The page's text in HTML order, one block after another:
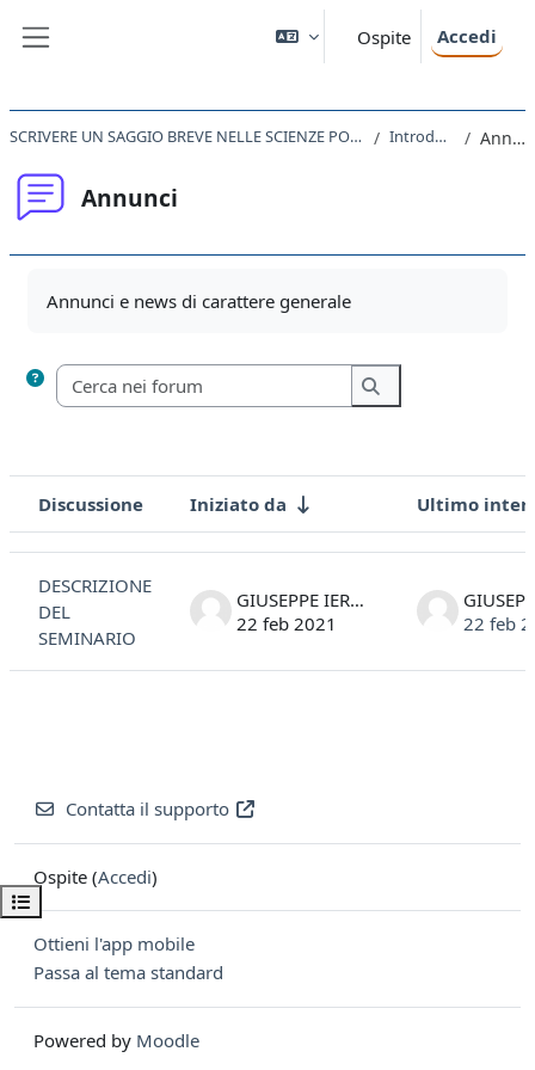
Ospite Accedi
Apri indice del corso
SCRIVERE UN SAGGIO BREVE NELLE SCIENZE POLITICHE E SOCIALI 2021 Introduzione Annunci
Annunci
Annunci e news di carattere generale
Cerca nei forum
Cerca nei forum
Stato
Discussione Iniziato da Ultimo
DESCRIZIONE
DEL
SEMINARIO
GIUSEPPE IERACI
22 feb 2021
22 feb
Contatta il supporto
Ospite (Accedi)
Ottieni l'app mobile
Passa al tema standard
Powered by Moodle